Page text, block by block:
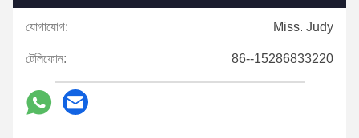
যোগাযোগ: Miss. Judy
টেলিফোন: 86--15286833220